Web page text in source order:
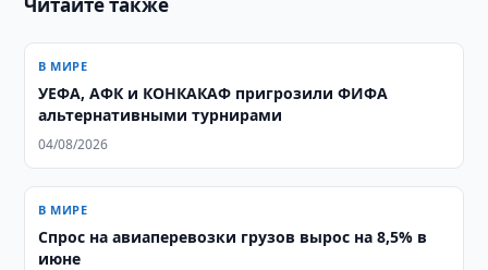
В МИРЕ
УЕФА, АФК и КОНКАКАФ пригрозили ФИФА
альтернативными турнирами
04/08/2026
В МИРЕ
Спрос на авиаперевозки грузов вырос на 8,5% в
июне